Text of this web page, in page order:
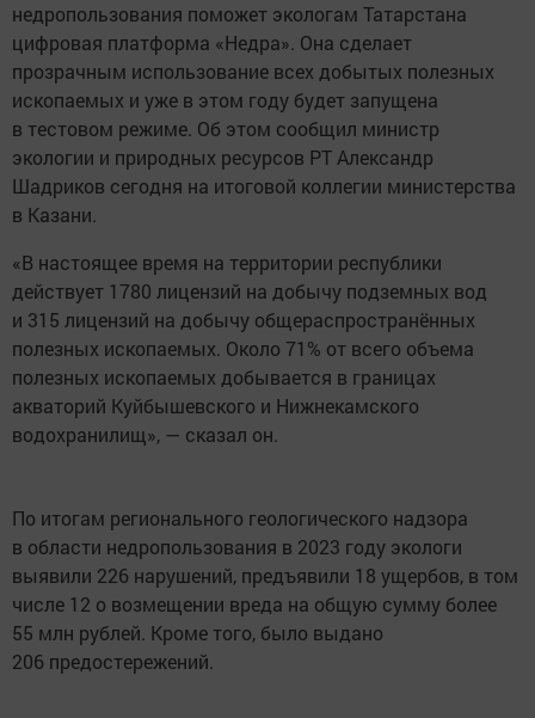
недропользования поможет экологам Татарстана
цифровая платформа «Недра». Она сделает
прозрачным использование всех добытых полезных
ископаемых и уже в этом году будет запущена
в тестовом режиме. Об этом сообщил министр
экологии и природных ресурсов РТ Александр
Шадриков сегодня на итоговой коллегии министерства
в Казани.
«В настоящее время на территории республики
действует 1780 лицензий на добычу подземных вод
и 315 лицензий на добычу общераспространённых
полезных ископаемых. Около 71% от всего объема
полезных ископаемых добывается в границах
акваторий Куйбышевского и Нижнекамского
водохранилищ», — сказал он.
По итогам регионального геологического надзора
в области недропользования в 2023 году экологи
выявили 226 нарушений, предъявили 18 ущербов, в том
числе 12 о возмещении вреда на общую сумму более
55 млн рублей. Кроме того, было выдано
206 предостережений.